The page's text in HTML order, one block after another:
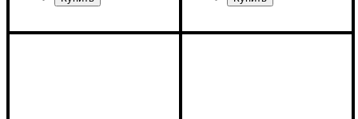
Ширина: 55,6 см
Ширина: 50,1 см